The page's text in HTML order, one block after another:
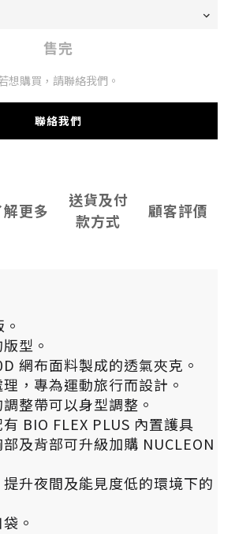
售完
想購買，請聯絡我們。
聯絡我們
解更多
送貨及付
款方式
顧客評價
型。
網布面料製成的透氣夾克。
，專為運動旅行而設計。
整帶可以身型調整。
BIO FLEX PLUS 內置護具
部及背部可升級加購 NUCLEON
升夜間及能見度低的環境下的
。